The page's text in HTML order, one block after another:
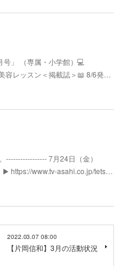
」 （専属・小学館）💻
容レッスン＜掲載誌＞📖 8/6発…
----------------- 7月24日（金）
https://www.tv-asahi.co.jp/tets…
2022.03.07 08:00
【片岡信和】3月の活動状況